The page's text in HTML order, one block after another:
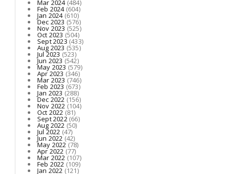
Mar 2024(484)
Feb 2024(604)
Jan 2024(610)
Dec 2023(576)
Nov 2023 (525)
Oct 2023 (504)
Sept 2023 (433)
Aug 2023 (535)
Jul 2023 (523)
Jun 2023(542)
May 2023(579)
Apr 2023 (346)
Mar 2023 (746)
Feb 2023 (673)
Jan 2023 (288)
Dec 2022(156)
Nov 2022 (104)
Oct 2022 (81)
Sept 2022(66)
Aug 2022 (50)
Jul 2022 (47)
Jun 2022(42)
May 2022(78)
Apr 2022 (77)
Mar 2022(107)
Feb 2022 (109)
Jan 2022 (121)